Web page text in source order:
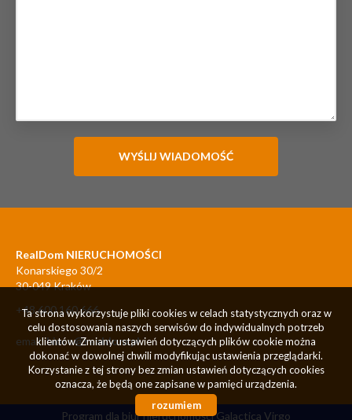
RealDom NIERUCHOMOŚCI
Konarskiego 30/2
30-049 Kraków
+48 600 160 666
email:biuro@realdom.pl
Program dla biur nieruchomościGalactica Virgo
Ta strona wykorzystuje pliki cookies w celach statystycznych oraz w
celu dostosowania naszych serwisów do indywidualnych potrzeb
klientów. Zmiany ustawień dotyczących plików cookie można
dokonać w dowolnej chwili modyfikując ustawienia przeglądarki.
Korzystanie z tej strony bez zmian ustawień dotyczących cookies
oznacza, że będą one zapisane w pamięci urządzenia.
rozumiem